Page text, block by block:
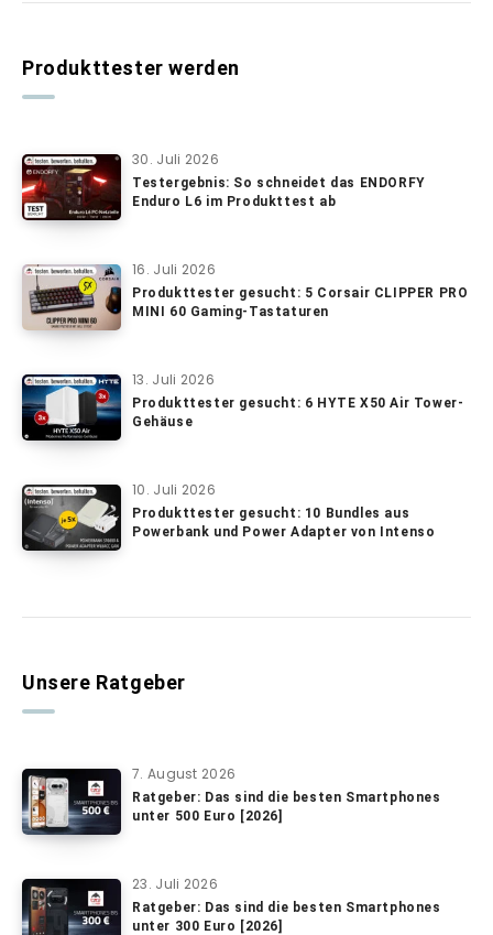
Produkttester werden
30. Juli 2026
Testergebnis: So schneidet das ENDORFY
Enduro L6 im Produkttest ab
16. Juli 2026
Produkttester gesucht: 5 Corsair CLIPPER PRO
MINI 60 Gaming-Tastaturen
13. Juli 2026
Produkttester gesucht: 6 HYTE X50 Air Tower-
Gehäuse
10. Juli 2026
Produkttester gesucht: 10 Bundles aus
Powerbank und Power Adapter von Intenso
Unsere Ratgeber
7. August 2026
Ratgeber: Das sind die besten Smartphones
unter 500 Euro [2026]
23. Juli 2026
Ratgeber: Das sind die besten Smartphones
unter 300 Euro [2026]